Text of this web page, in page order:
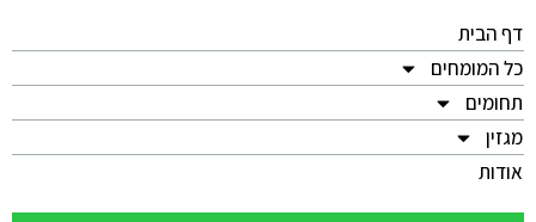
דף הבית
כל המומחים
תחומים
מגזין
אודות